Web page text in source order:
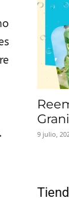
9 julio,